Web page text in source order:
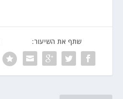
שתף את השיעור: